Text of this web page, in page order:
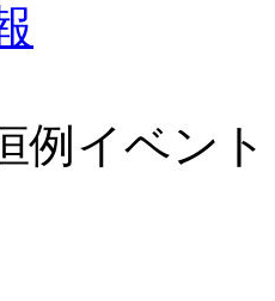
例イベン